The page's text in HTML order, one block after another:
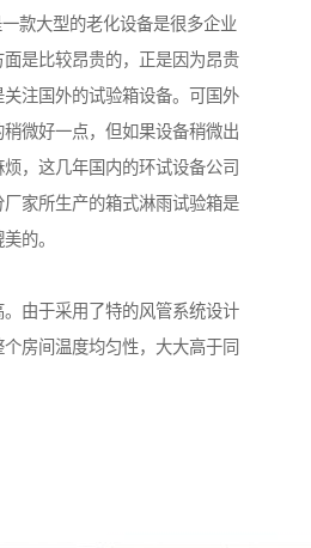
款大型的老化设备是很多企业
是比较昂贵的，正是因为昂贵
注国外的试验箱设备。可国外
微好一点，但如果设备稍微出
烦，这几年国内的环试设备公司
家所生产的箱式淋雨试验箱是
的。
由于采用了特的风管系统设计
房间温度均匀性，大大高于同